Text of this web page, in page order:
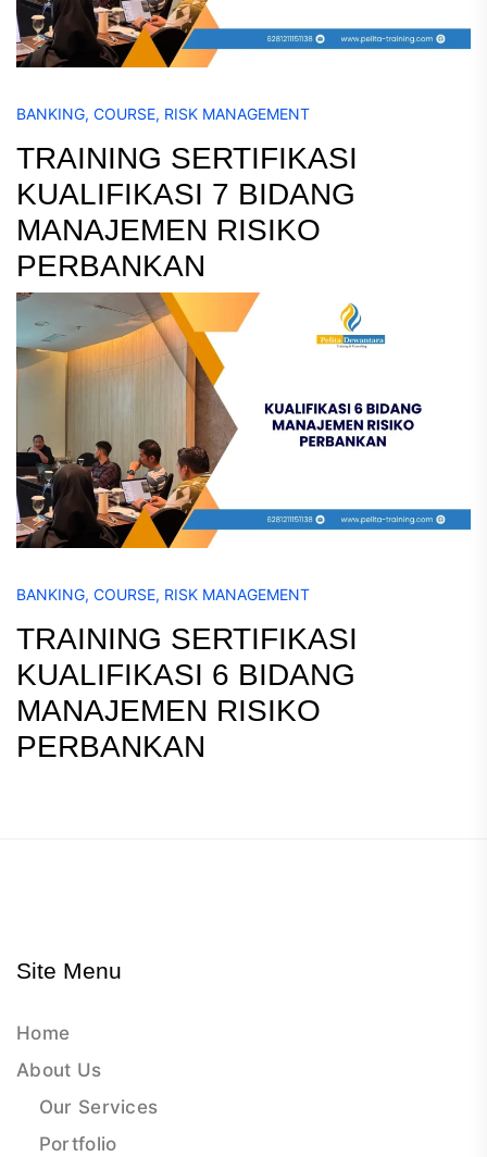
BANKING, COURSE, RISK MANAGEMENT
TRAINING SERTIFIKASI
KUALIFIKASI 7 BIDANG
MANAJEMEN RISIKO
PERBANKAN
BANKING, COURSE, RISK MANAGEMENT
TRAINING SERTIFIKASI
KUALIFIKASI 6 BIDANG
MANAJEMEN RISIKO
PERBANKAN
Site Menu
Home
About Us
Our Services
Portfolio